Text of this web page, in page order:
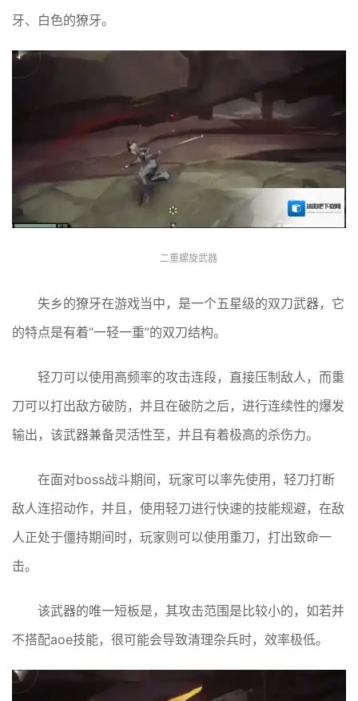
牙、白色的獠牙。
二重螺旋武器
失乡的獠牙在游戏当中，是一个五星级的双刀武器，它
的特点是有着“一轻一重”的双刀结构。
轻刀可以使用高频率的攻击连段，直接压制敌人，而重
刀可以打出敌方破防，并且在破防之后，进行连续性的爆发
输出，该武器兼备灵活性至，并且有着极高的杀伤力。
在面对boss战斗期间，玩家可以率先使用，轻刀打断
敌人连招动作，并且，使用轻刀进行快速的技能规避，在敌
人正处于僵持期间时，玩家则可以使用重刀，打出致命一
击。
该武器的唯一短板是，其攻击范围是比较小的，如若并
不搭配aoe技能，很可能会导致清理杂兵时，效率极低。